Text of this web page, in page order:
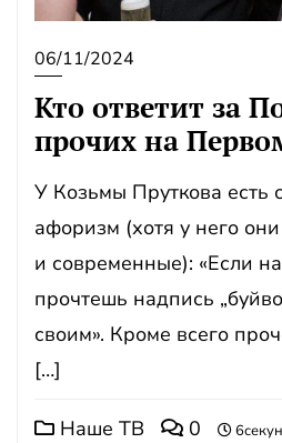
06/11/2024
Кто ответит за
прочих на
У Козьмы Пруткова есть
афоризм (хотя у него
и современные): «Если
прочтешь надпись
своим». Кроме всего
[…]
Наше ТВ 0